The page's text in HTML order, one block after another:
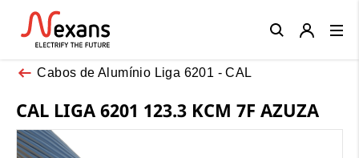
Cabos de Alumínio Liga 6201 - CAL
CAL LIGA 6201 123.3 KCM 7F AZUZA
Close